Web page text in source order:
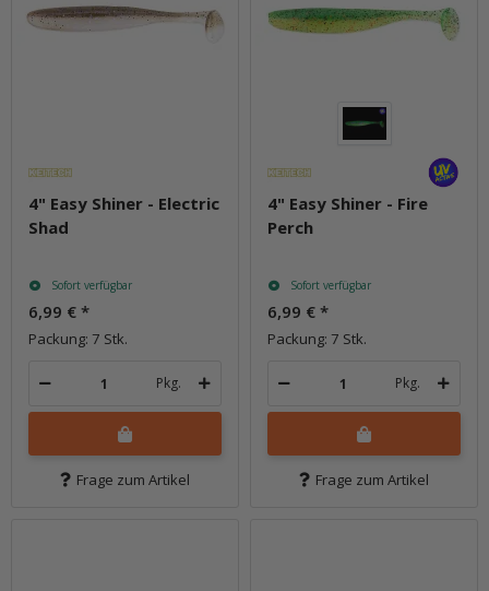
4" Easy Shiner - Electric
Shad
Sofort verfügbar
6,99 € *
Packung: 7 Stk.
Pkg.
Frage zum Artikel
4" Easy Shiner - Fire
Perch
Sofort verfügbar
6,99 € *
Packung: 7 Stk.
Pkg.
Frage zum Artikel